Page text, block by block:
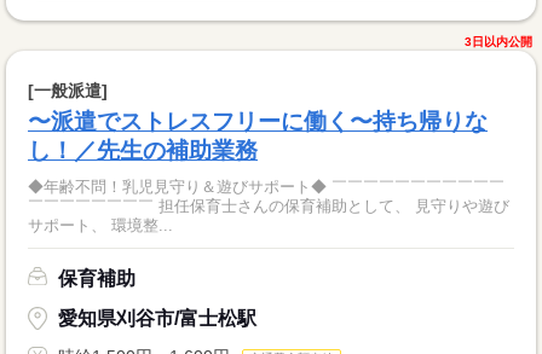
3日以内公開
[一般派遣]
〜派遣でストレスフリーに働く〜持ち帰りな
し！／先生の補助業務
◆年齢不問！乳児見守り＆遊びサポート◆ ￣￣￣￣￣￣￣￣￣￣￣
￣￣￣￣￣￣￣￣ 担任保育士さんの保育補助として、 見守りや遊び
サポート、 環境整...
保育補助
愛知県刈谷市/富士松駅